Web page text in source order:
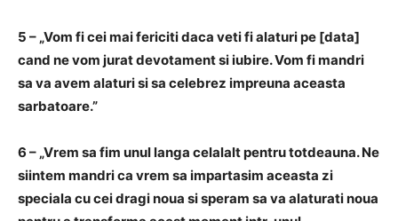
5 – „Vom fi cei mai fericiti daca veti fi alaturi pe [data]
cand ne vom jurat devotament si iubire. Vom fi mandri
sa va avem alaturi si sa celebrez impreuna aceasta
sarbatoare.”
6 – „Vrem sa fim unul langa celalalt pentru totdeauna. Ne
siintem mandri ca vrem sa impartasim aceasta zi
speciala cu cei dragi noua si speram sa va alaturati noua